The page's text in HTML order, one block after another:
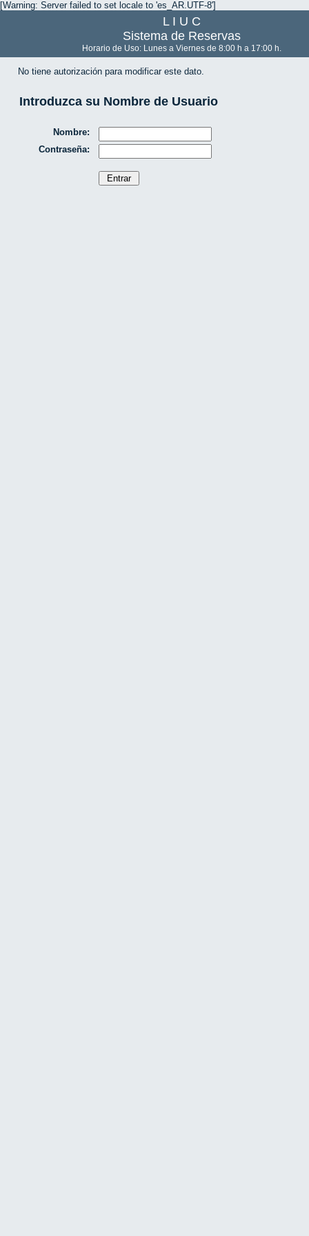
[Warning: Server failed to set locale to 'es_AR.UTF-8']
L I U C
Sistema de Reservas
Horario de Uso: Lunes a Viernes de 8:00 h a 17:00 h.
No tiene autorización para modificar este dato.
Introduzca su Nombre de Usuario
Nombre:
Contraseña: